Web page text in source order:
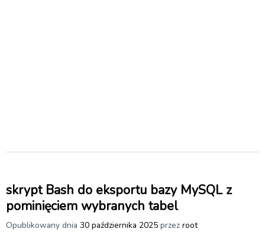
skrypt Bash do eksportu bazy MySQL z
pominięciem wybranych tabel
Opublikowany dnia 30 października 2025 przez root